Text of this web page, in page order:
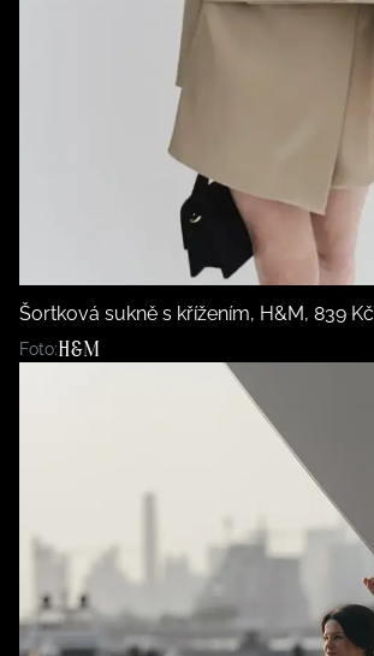
Šortková sukně s křížením, H&M, 839 Kč
Foto:H&M